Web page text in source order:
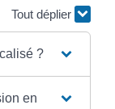
Tout déplier
?
en